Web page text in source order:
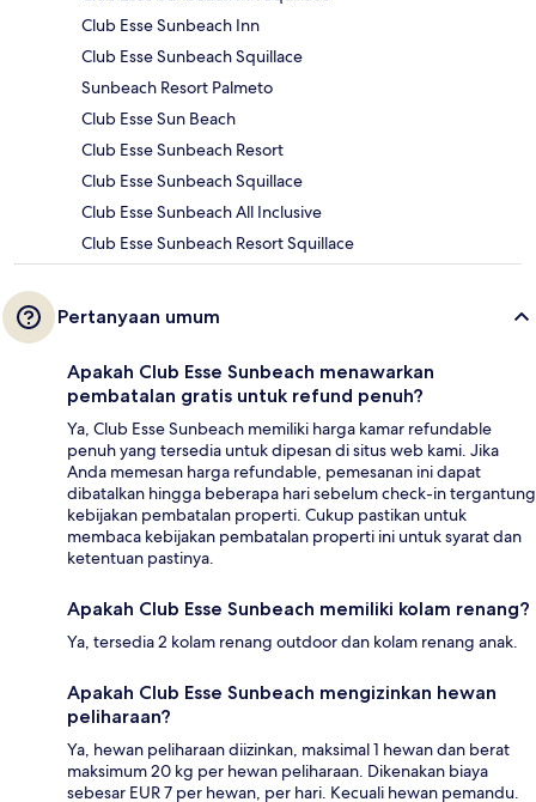
Club Esse Sunbeach Inn
Club Esse Sunbeach Squillace
Sunbeach Resort Palmeto
Club Esse Sun Beach
Club Esse Sunbeach Resort
Club Esse Sunbeach Squillace
Club Esse Sunbeach All Inclusive
Club Esse Sunbeach Resort Squillace
Pertanyaan umum
Apakah Club Esse Sunbeach menawarkan
pembatalan gratis untuk refund penuh?
Ya, Club Esse Sunbeach memiliki harga kamar refundable
penuh yang tersedia untuk dipesan di situs web kami. Jika
Anda memesan harga refundable, pemesanan ini dapat
dibatalkan hingga beberapa hari sebelum check-in tergantung
kebijakan pembatalan properti. Cukup pastikan untuk
membaca kebijakan pembatalan properti ini untuk syarat dan
ketentuan pastinya.
Apakah Club Esse Sunbeach memiliki kolam renang?
Ya, tersedia 2 kolam renang outdoor dan kolam renang anak.
Apakah Club Esse Sunbeach mengizinkan hewan
peliharaan?
Ya, hewan peliharaan diizinkan, maksimal 1 hewan dan berat
maksimum 20 kg per hewan peliharaan. Dikenakan biaya
sebesar EUR 7 per hewan, per hari. Kecuali hewan pemandu.